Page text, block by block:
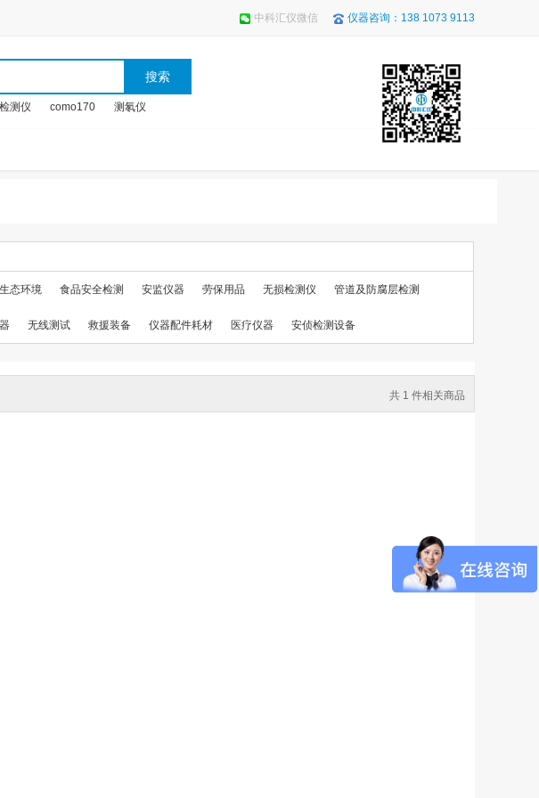
中科汇仪微信 仪器咨询：138 1073 9113
测仪 como170 测氡仪
生态环境 食品安全检测 安监仪器 劳保用品 无损检测仪 管道及防腐层检测
无线测试 救援装备 仪器配件耗材 医疗仪器 安侦检测设备
共 1 件相关商品